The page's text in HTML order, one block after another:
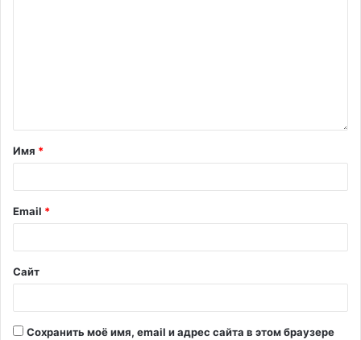
Имя *
Email *
Сайт
Сохранить моё имя, email и адрес сайта в этом браузере